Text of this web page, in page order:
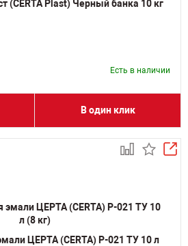
(CERTA Plast) Черный банка 10 кг
Есть в наличии
В один клик
ЦЕРТА (CERTA) Р-021 ТУ 10 л